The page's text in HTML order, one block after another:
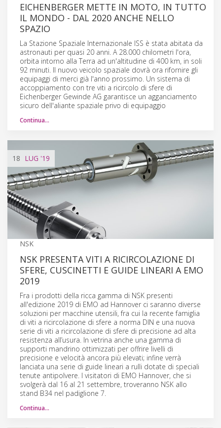
EICHENBERGER METTE IN MOTO, IN TUTTO
IL MONDO - DAL 2020 ANCHE NELLO
SPAZIO
La Stazione Spaziale Internazionale ISS è stata abitata da
astronauti per quasi 20 anni. A 28.000 chilometri l'ora,
orbita intorno alla Terra ad un'altitudine di 400 km, in soli
92 minuti. Il nuovo veicolo spaziale dovrà ora rifornire gli
equipaggi di merci già l'anno prossimo. Un sistema di
accoppiamento con tre viti a ricircolo di sfere di
Eichenberger Gewinde AG garantisce un agganciamento
sicuro dell'aliante spaziale privo di equipaggio
Continua…
18 LUG '19
NSK
NSK PRESENTA VITI A RICIRCOLAZIONE DI
SFERE, CUSCINETTI E GUIDE LINEARI A EMO
2019
Fra i prodotti della ricca gamma di NSK presenti
all'edizione 2019 di EMO ad Hannover ci saranno diverse
soluzioni per macchine utensili, fra cui la recente famiglia
di viti a ricircolazione di sfere a norma DIN e una nuova
serie di viti a ricircolazione di sfere di precisione ad alta
resistenza all’usura. In vetrina anche una gamma di
supporti mandrino ottimizzati per offrire livelli di
precisione e velocità ancora più elevati; infine verrà
lanciata una serie di guide lineari a rulli dotate di speciali
tenute antipolvere. I visitatori di EMO Hannover, che si
svolgerà dal 16 al 21 settembre, troveranno NSK allo
stand B34 nel padiglione 7.
Continua…